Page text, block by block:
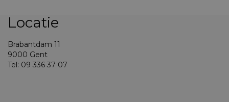
Locatie
Brabantdam 11
9000 Gent
Tel: 09 336 37 07